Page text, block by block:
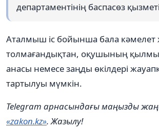
департаментінің баспасөз
Аталмыш іс бойынша бала кәмелет
толмағандықтан, оқушының
анасы немесе заңды өкілдері
тартылуы мүмкін.
Telegram арнасындағы маңызды
«zakon.kz». Жазылу!